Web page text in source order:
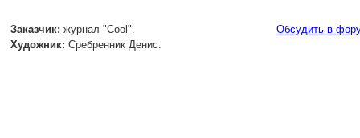
Заказчик: журнал "Cool".
Художник: Сребренник Денис.
Обсудить в